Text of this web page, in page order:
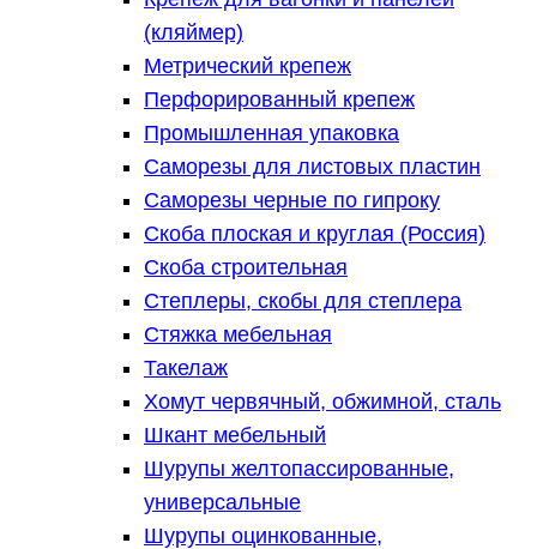
(кляймер)
Метрический крепеж
Перфорированный крепеж
Промышленная упаковка
Саморезы для листовых пластин
Саморезы черные по гипроку
Скоба плоская и круглая (Россия)
Скоба строительная
Степлеры, скобы для степлера
Стяжка мебельная
Такелаж
Хомут червячный, обжимной, сталь
Шкант мебельный
Шурупы желтопассированные,
универсальные
Шурупы оцинкованные,